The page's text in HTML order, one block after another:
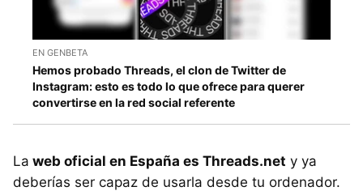
EN GENBETA
Hemos probado Threads, el clon de Twitter de
Instagram: esto es todo lo que ofrece para querer
convertirse en la red social referente
La web oficial en España es Threads.net y ya
deberías ser capaz de usarla desde tu ordenador.